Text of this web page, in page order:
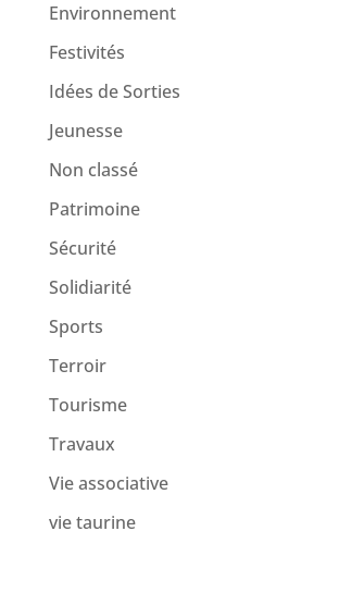
Environnement
Festivités
Idées de Sorties
Jeunesse
Non classé
Patrimoine
Sécurité
Solidiarité
Sports
Terroir
Tourisme
Travaux
Vie associative
vie taurine